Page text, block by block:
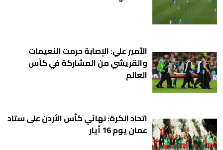
الأمير علي: الإصابة حرمت النعيمات
والقريشي من المشاركة في كأس
العالم
اتحاد الكرة: نهائي كأس الأردن على ستاد
عمان يوم 16 أيار